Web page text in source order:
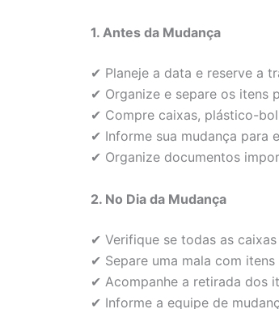
1. Antes da Mudança
✔ Planeje a data e reserve a
✔ Organize e separe os itens
✔ Compre caixas, plástico-
✔ Informe sua mudança para
✔ Organize documentos
2. No Dia da Mudança
✔ Verifique se todas as
✔ Separe uma mala com
✔ Acompanhe a retirada dos
✔ Informe a equipe de